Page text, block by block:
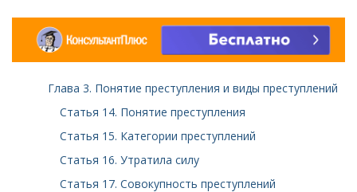
Глава 3. Понятие преступления и виды преступлений
Статья 14. Понятие преступления
Статья 15. Категории преступлений
Статья 16. Утратила силу
Статья 17. Совокупность преступлений